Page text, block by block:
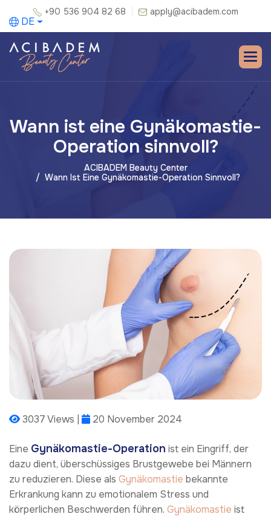
+90 536 904 82 68 apply@acibadem.com
DE
Wann ist eine Gynäkomastie-
Operation sinnvoll?
ACIBADEM Beauty Center
Wann Ist Eine Gynäkomastie-Operation Sinnvoll?
3037 Views | 20 November 2024
Eine Gynäkomastie-Operation ist ein Eingriff, der
dazu dient, überschüssiges Brustgewebe bei Männern
zu reduzieren. Diese als Gynäkomastie bekannte
Erkrankung kann zu emotionalem Stress und
körperlichen Beschwerden führen. Gynäkomastie ist